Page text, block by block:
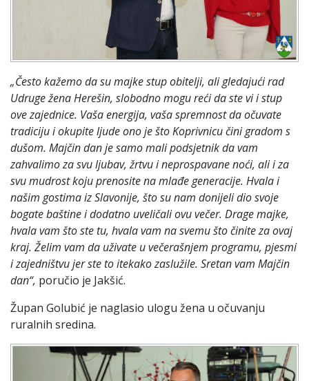
„Često kažemo da su majke stup obitelji, ali gledajući rad
Udruge žena Herešin, slobodno mogu reći da ste vi i stup
ove zajednice. Vaša energija, vaša spremnost da očuvate
tradiciju i okupite ljude ono je što Koprivnicu čini gradom s
dušom. Majčin dan je samo mali podsjetnik da vam
zahvalimo za svu ljubav, žrtvu i neprospavane noći, ali i za
svu mudrost koju prenosite na mlađe generacije. Hvala i
našim gostima iz Slavonije, što su nam donijeli dio svoje
bogate baštine i dodatno uveličali ovu večer. Drage majke,
hvala vam što ste tu, hvala vam na svemu što činite za ovaj
kraj. Želim vam da uživate u večerašnjem programu, pjesmi
i zajedništvu jer ste to itekako zaslužile. Sretan vam Majčin
dan“, poručio je Jakšić.
Župan Golubić je naglasio ulogu žena u očuvanju
ruralnih sredina.